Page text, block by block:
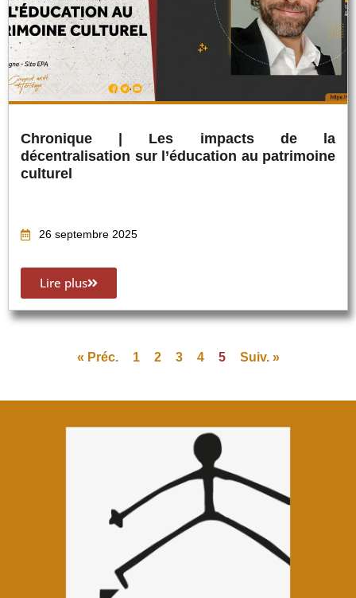
Chronique | Les impacts de la
décentralisation sur l’éducation au patrimoine
culturel
26 septembre 2025
Lire plus
« Préc. 1 2 3 4 5 Suiv. »